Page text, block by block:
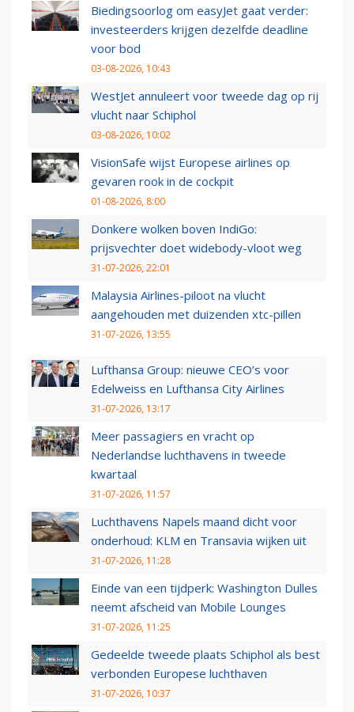
Biedingsoorlog om easyJet gaat verder:
investeerders krijgen dezelfde deadline
voor bod
03-08-2026, 10:43
WestJet annuleert voor tweede dag op rij
vlucht naar Schiphol
03-08-2026, 10:02
VisionSafe wijst Europese airlines op
gevaren rook in de cockpit
01-08-2026, 8:00
Donkere wolken boven IndiGo:
prijsvechter doet widebody-vloot weg
31-07-2026, 22:01
Malaysia Airlines-piloot na vlucht
aangehouden met duizenden xtc-pillen
31-07-2026, 13:55
Lufthansa Group: nieuwe CEO’s voor
Edelweiss en Lufthansa City Airlines
31-07-2026, 13:17
Meer passagiers en vracht op
Nederlandse luchthavens in tweede
kwartaal
31-07-2026, 11:57
Luchthavens Napels maand dicht voor
onderhoud: KLM en Transavia wijken uit
31-07-2026, 11:28
Einde van een tijdperk: Washington Dulles
neemt afscheid van Mobile Lounges
31-07-2026, 11:25
Gedeelde tweede plaats Schiphol als best
verbonden Europese luchthaven
31-07-2026, 10:37